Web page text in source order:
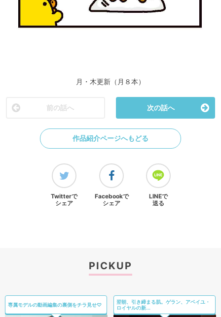
月・木更新（月８本）
前の話へ 次の話へ
作品紹介ページへもどる
Twitterで
シェア
Facebookで
シェア
LINEで
送る
PICKUP
専属モデルの動画編集の裏側をチラ見せ♡
翌朝、引き締まる肌。ゲラン、アベイユ・
ロイヤルの新...